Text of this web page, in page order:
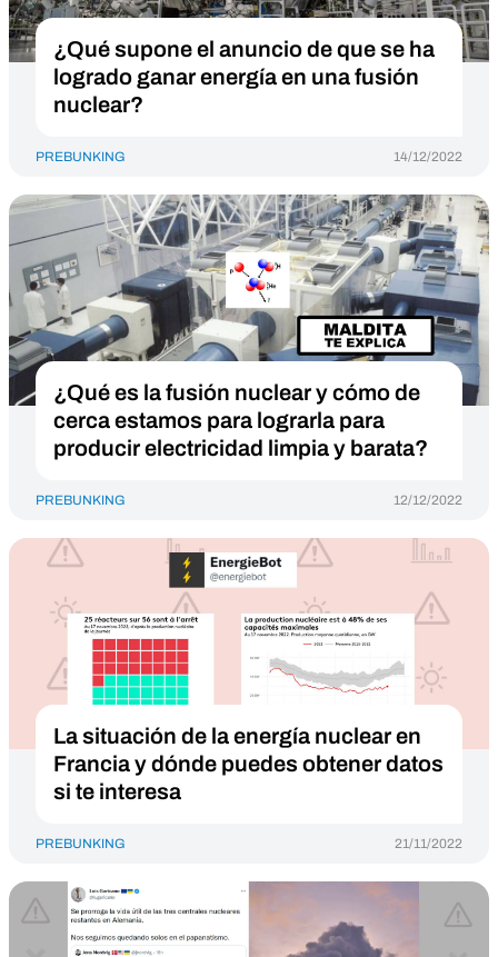
¿Qué supone el anuncio de que se ha
logrado ganar energía en una fusión
nuclear?
PREBUNKING 14/12/2022
¿Qué es la fusión nuclear y cómo de
cerca estamos para lograrla para
producir electricidad limpia y barata?
PREBUNKING 12/12/2022
La situación de la energía nuclear en
Francia y dónde puedes obtener datos
si te interesa
PREBUNKING 21/11/2022